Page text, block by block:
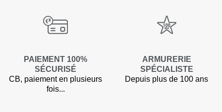
(2
PAIEMENT 100%
SÉCURISÉ
CB, paiement en plusieurs
fois...
ARMURERIE
SPÉCIALISTE
Depuis plus de 100 ans